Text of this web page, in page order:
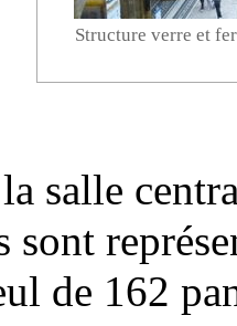
Structure verre et
salle
sont
de 162